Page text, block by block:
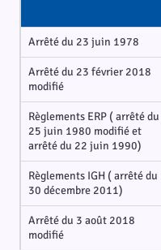
Arrêté du 23 juin 1978
Arrêté du 23 février 2018
modifié
Règlements ERP ( arrêté du
25 juin 1980 modifié et
arrêté du 22 juin 1990)
Règlements IGH ( arrêté du
30 décembre 2011)
Arrêté du 3 août 2018
modifié